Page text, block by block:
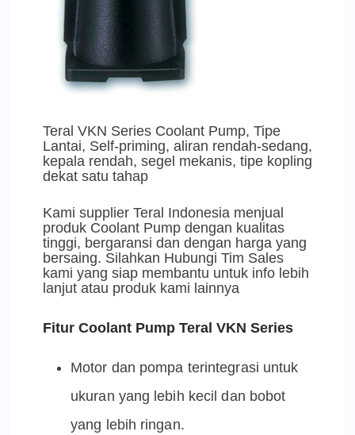
Teral VKN Series Coolant Pump, Tipe
Lantai, Self-priming, aliran rendah-sedang,
kepala rendah, segel mekanis, tipe kopling
dekat satu tahap
Kami supplier Teral Indonesia menjual
produk Coolant Pump dengan kualitas
tinggi, bergaransi dan dengan harga yang
bersaing. Silahkan Hubungi Tim Sales
kami yang siap membantu untuk info lebih
lanjut atau produk kami lainnya
Fitur Coolant Pump Teral VKN Series
Motor dan pompa terintegrasi untuk
ukuran yang lebih kecil dan bobot
yang lebih ringan.